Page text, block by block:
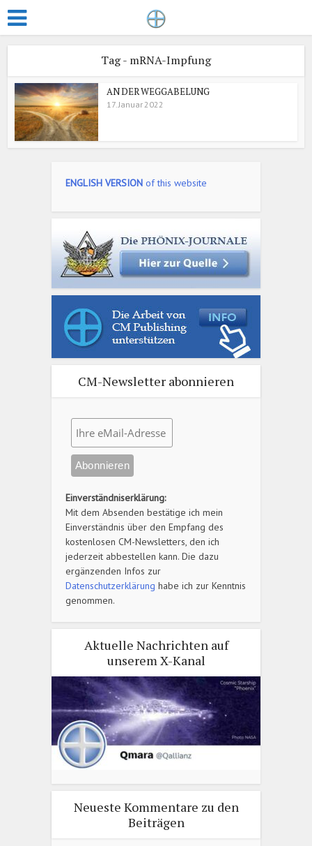
Tag - mRNA-Impfung
AN DER WEGGABELUNG
17. Januar 2022
ENGLISH VERSION of this website
CM-Newsletter abonnieren
Einverständniserklärung:
Mit dem Absenden bestätige ich mein
Einverständnis über den Empfang des
kostenlosen CM-Newsletters, den ich
jederzeit abbestellen kann. Die dazu
ergänzenden Infos zur
Datenschutzerklärung habe ich zur Kenntnis
genommen.
Aktuelle Nachrichten auf
unserem X-Kanal
Neueste Kommentare zu den
Beiträgen